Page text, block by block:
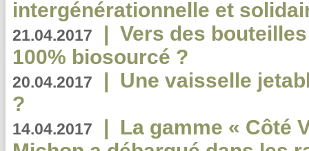
intergénérationnelle et
21.04.2017 | Vers des
100% biosourcé ?
20.04.2017 | Une vaisselle
?
14.04.2017 | La gamme « Côté